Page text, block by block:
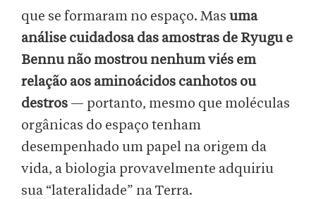
que se formaram no espaço. Mas uma
análise cuidadosa das amostras de Ryugu e
Bennu não mostrou nenhum viés em
relação aos aminoácidos canhotos ou
destros — portanto, mesmo que moléculas
orgânicas do espaço tenham
desempenhado um papel na origem da
vida, a biologia provavelmente adquiriu
sua “lateralidade” na Terra.